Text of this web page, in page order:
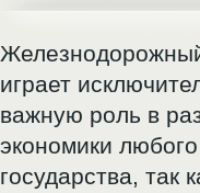
играет
важную роль в
экономики любого
государства, так